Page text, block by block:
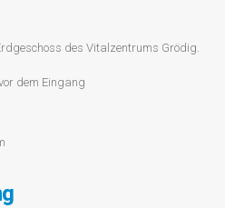
des Vitalzentrums Grödig.
dem Eingang